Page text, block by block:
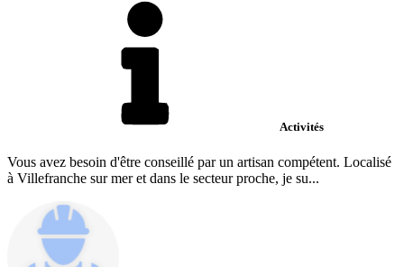
Activités
Vous avez besoin d'être conseillé par un artisan compétent. Localisé
à Villefranche sur mer et dans le secteur proche, je su...